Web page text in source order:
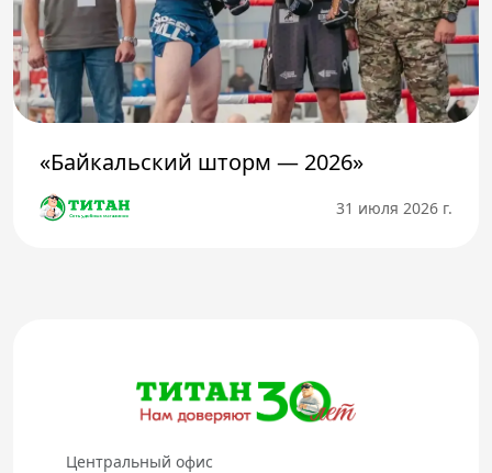
«Байкальский шторм — 2026»
31 июля 2026 г.
Центральный офис